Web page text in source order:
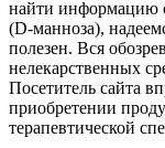
найти информацию
(D-манноза),
полезен. Вся
нелекарственных
Посетитель сайта
приобретении
терапевтической